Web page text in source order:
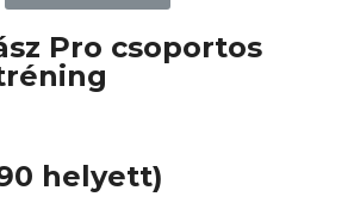
Pro csoportos
helyett)